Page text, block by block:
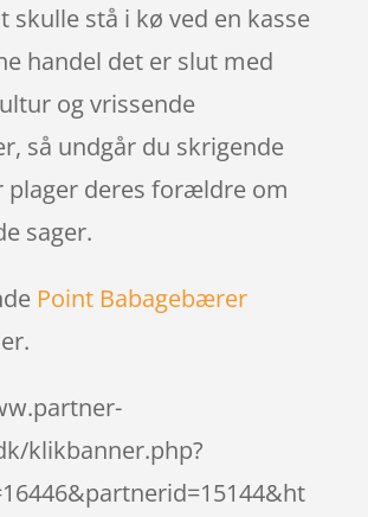
skulle stå i kø ved en kasse
handel det er slut med
og vrissende
så undgår du skrigende
plager deres forældre om
sager.
Point Babagebærer
klikbanner.php?